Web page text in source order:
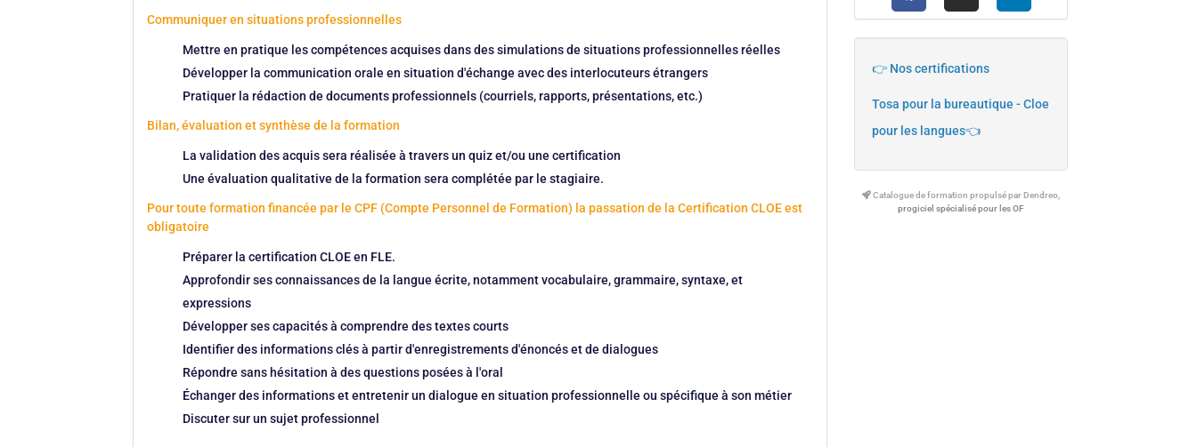
Communiquer en situations professionnelles
Mettre en pratique les compétences acquises dans des simulations de situations professionnelles réelles
Développer la communication orale en situation d'échange avec des interlocuteurs étrangers
Pratiquer la rédaction de documents professionnels (courriels, rapports, présentations, etc.)
Bilan, évaluation et synthèse de la formation
La validation des acquis sera réalisée à travers un quiz et/ou une certification
Une évaluation qualitative de la formation sera complétée par le stagiaire.
Pour toute formation financée par le CPF (Compte Personnel de Formation) la passation de la Certification CLOE est
obligatoire
Préparer la certification CLOE en FLE.
Approfondir ses connaissances de la langue écrite, notamment vocabulaire, grammaire, syntaxe, et
expressions
Développer ses capacités à comprendre des textes courts
Identifier des informations clés à partir d'enregistrements d'énoncés et de dialogues
Répondre sans hésitation à des questions posées à l'oral
Échanger des informations et entretenir un dialogue en situation professionnelle ou spécifique à son métier
Discuter sur un sujet professionnel
👉 Nos certifications
Tosa pour la bureautique - Cloe
pour les langues👈
Catalogue de formation propulsé par Dendreo,
progiciel spécialisé pour les OF